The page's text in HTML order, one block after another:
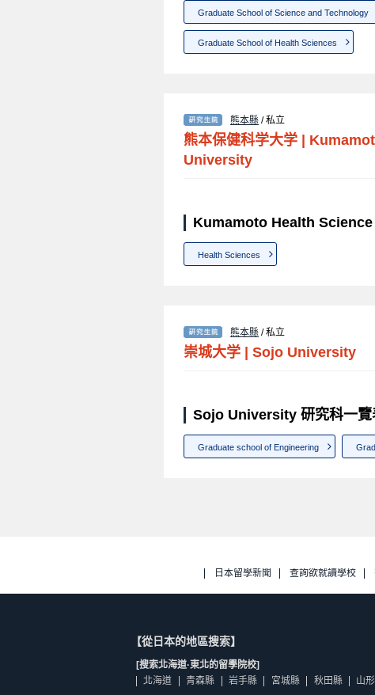
Graduate School of Science and Technology
Graduate School of Health Sciences
熊本縣 / 私立
熊本保健科学大学
University
Kumamoto Health
Health Sciences
熊本縣 / 私立
崇城大学 Sojo University
Sojo University 研究科一覽
Graduate school of Engineering
日本留學新聞 查詢欲就讀學校
【從日本的地區搜索】
[搜索北海道·東北的留學院校]
北海道
青森縣 岩手縣 宮城縣 秋田縣 山